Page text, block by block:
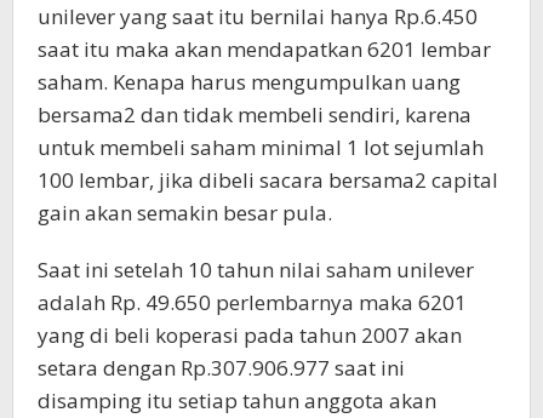
unilever yang saat itu bernilai hanya Rp.6.450
saat itu maka akan mendapatkan 6201 lembar
saham. Kenapa harus mengumpulkan uang
bersama2 dan tidak membeli sendiri, karena
untuk membeli saham minimal 1 lot sejumlah
100 lembar, jika dibeli sacara bersama2 capital
gain akan semakin besar pula.
Saat ini setelah 10 tahun nilai saham unilever
adalah Rp. 49.650 perlembarnya maka 6201
yang di beli koperasi pada tahun 2007 akan
setara dengan Rp.307.906.977 saat ini
disamping itu setiap tahun anggota akan